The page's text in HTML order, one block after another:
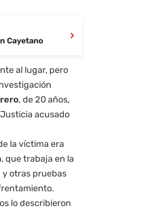
Cayetano ›
al lugar, pero
, de 20 años,
acusado
la víctima era
que trabaja en la
y otras pruebas
lo describieron